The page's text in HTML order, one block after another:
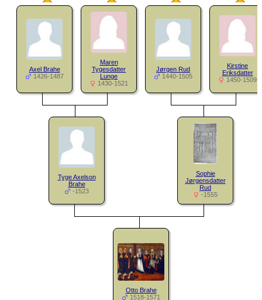
Axel Brahe
1426-1487
Maren
Tygesdatter
Lunge
1430-1521
Jørgen Rud
1440-1505
Kirstine
Eriksdatter
1450-1509
Tyge Axelson
Brahe
-1523
Sophie
Jørgensdatter
Rud
-1555
Otto Brahe
1518-1571